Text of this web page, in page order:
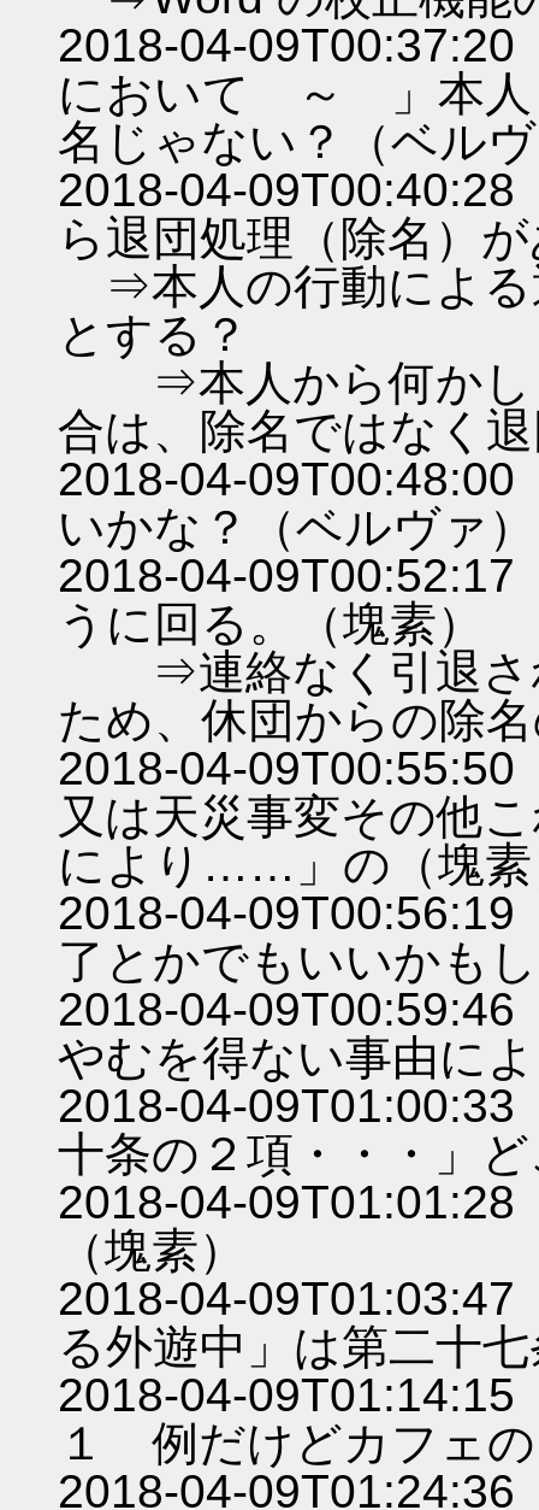
2018-04-
において ～ 」本人
名じゃない？（ベル
2018-04-
ら退団処理（除名）
⇒本人の行動による
とする？
⇒本人から何かし
合は、除名ではなく
2018-04-
いかな？（ベルヴァ）
2018-04-
うに回る。（塊素）
⇒連絡なく引退さ
ため、休団からの除
2018-04-
又は天災事変その他
により……」の（塊素
2018-04-
了とかでもいいかも
2018-04-
やむを得ない事由に
2018-04-
十条の２項・・・」
2018-04-
（塊素）
2018-04-
る外遊中」は第二十
2018-04-
１ 例だけどカフェ
2018-04-